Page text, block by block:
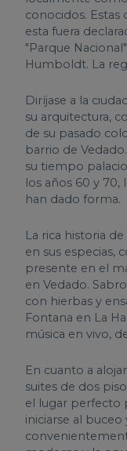
conocidos. Estas
esta fuera
"Parque
Humboldt. La
Diríjase a la
su arquitectura,
de su pasado
barrio de
su tiempo
los años 60 y
han dado forma.
La rica historia
en sus especias,
presente en el
en Vedado.
con hierbas y
Fontana en La
música en vivo,
En cuanto a
suites de dos
el lugar perfecto
iniciarse al